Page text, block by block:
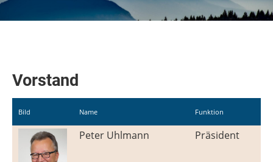
Vorstand
Bild Name Funktion
Peter Uhlmann Präsident